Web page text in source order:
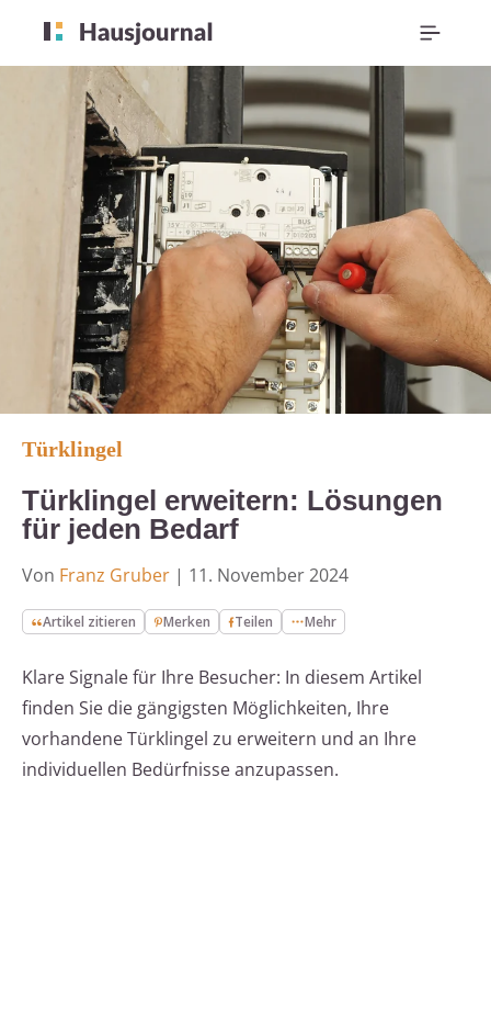
Türklingel
Türklingel erweitern: Lösungen
für jeden Bedarf
Von Franz Gruber | 11. November 2024
Artikel zitieren Merken Teilen Mehr
Klare Signale für Ihre Besucher: In diesem Artikel
finden Sie die gängigsten Möglichkeiten, Ihre
vorhandene Türklingel zu erweitern und an Ihre
individuellen Bedürfnisse anzupassen.